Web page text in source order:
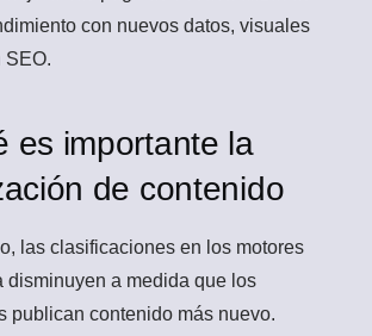
con nuevos datos, visuales
SEO.
es importante la
de contenido
las clasificaciones en los motores
disminuyen a medida que los
publican contenido más nuevo.